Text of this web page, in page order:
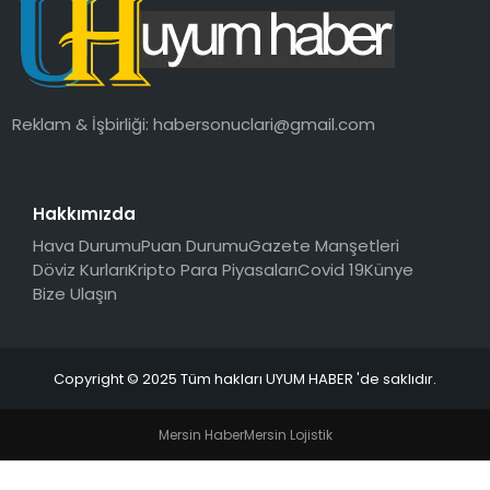
SAĞLIK
MAGAZIN
Reklam & İşbirliği:habersonuclari@gmail.com
Hakkımızda
Hava DurumuPuan DurumuGazete Manşetleri
Döviz KurlarıKripto Para PiyasalarıCovid 19Künye
Bize Ulaşın
Copyright © 2025 Tüm hakları UYUM HABER 'de saklıdır.
Mersin HaberMersin Lojistik